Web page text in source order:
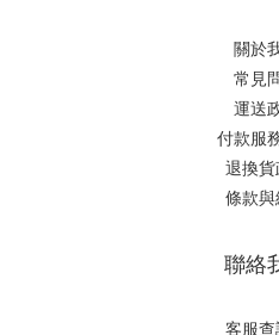
關於
常見
運送
付款服
退換
條款與
聯絡
客服